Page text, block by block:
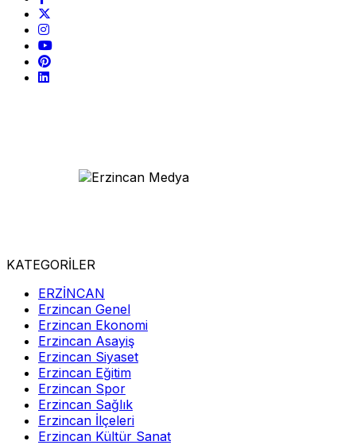
KATEGORİLER
ERZİNCAN
Erzincan Genel
Erzincan Ekonomi
Erzincan Asayiş
Erzincan Siyaset
Erzincan Eğitim
Erzincan Spor
Erzincan Sağlık
Erzincan İlçeleri
Erzincan Kültür Sanat